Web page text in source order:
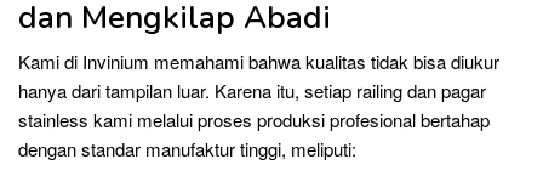
dan Mengkilap Abadi
Kami di Invinium memahami bahwa kualitas tidak bisa diukur
hanya dari tampilan luar. Karena itu, setiap railing dan pagar
stainless kami melalui proses produksi profesional bertahap
dengan standar manufaktur tinggi, meliputi: